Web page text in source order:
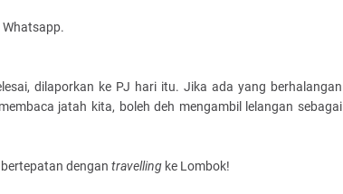
dilaporkan ke PJ hari itu. Jika ada yang berhalangan
jatah kita, boleh deh mengambil lelangan sebagai
dengan travelling ke Lombok!